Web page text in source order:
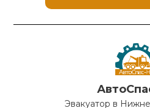
Эвакуатор в